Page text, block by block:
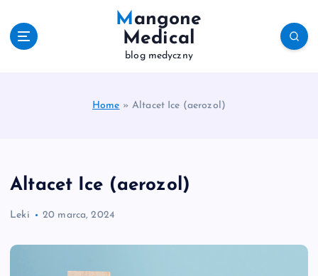
Mangone
Medical
blog medyczny
Home »Altacet Ice (aerozol)
Altacet Ice (aerozol)
Leki 20 marca, 2024